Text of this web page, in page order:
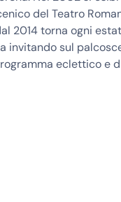
del Teatro
2014 torna ogni
invitando sul
eclettico e